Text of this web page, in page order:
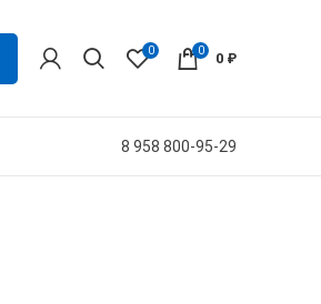
0 0 0 ₽
8 958 800-95-29